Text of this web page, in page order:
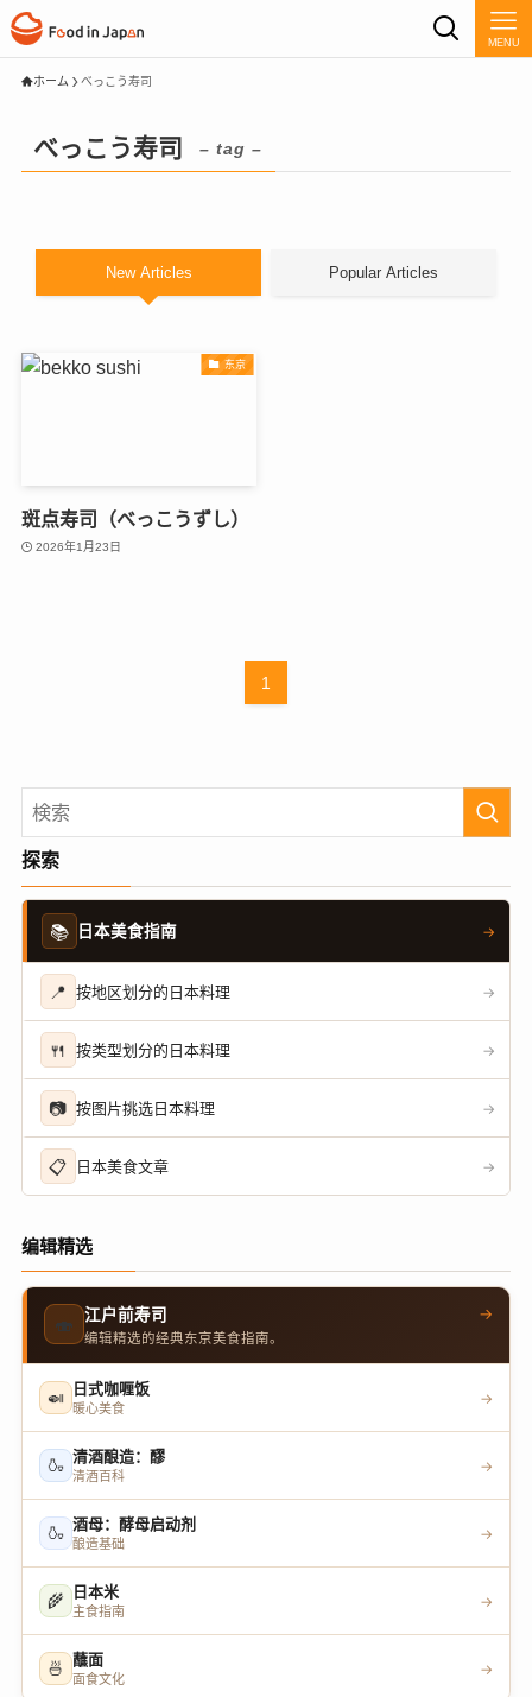
MENU
ホーム べっこう寿司
べっこう寿司 – tag –
New Articles Popular Articles
东京
斑点寿司（べっこうずし）
2026年1月23日
1
探索
📚 日本美食指南 →
📍 按地区划分的日本料理 →
🍴 按类型划分的日本料理 →
📷 按图片挑选日本料理 →
📋 日本美食文章 →
编辑精选
🍣 江户前寿司
编辑精选的经典东京美食指南。
→
🍛 日式咖喱饭
暖心美食
→
🍶 清酒酿造：醪
清酒百科
→
🍶 酒母：酵母启动剂
酿造基础
→
🌾 日本米
主食指南
→
🍜 蘸面
面食文化
→